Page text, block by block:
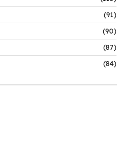
(91)
(90)
(87)
(84)